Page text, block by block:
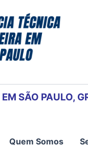
EM SÃO PAULO,
Quem Somos